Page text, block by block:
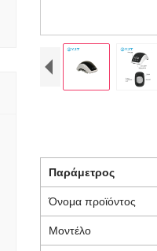
Παράμετρος
Όνομα προϊόντος
Μοντέλο